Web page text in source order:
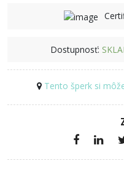
Dostupnosť:
Tento šperk si